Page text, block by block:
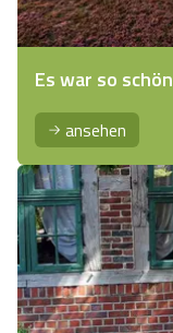
Es war so
ansehen